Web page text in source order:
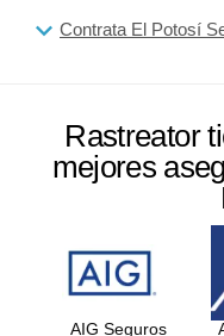
Contrata El Potosí
Rastreator
mejores
AIG Seguros